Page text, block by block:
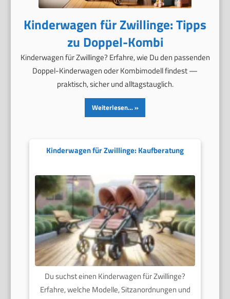
Kinderwagen für Zwillinge: Tipps
zu Doppel-Kombi
Kinderwagen für Zwillinge? Erfahre, wie Du den passenden
Doppel-Kinderwagen oder Kombimodell findest —
praktisch, sicher und alltagstauglich.
Weiterlesen…
Kinderwagen für Zwillinge: Kaufberatung
Du suchst einen Kinderwagen für Zwillinge?
Erfahre, welche Modelle, Sitzanordnungen und